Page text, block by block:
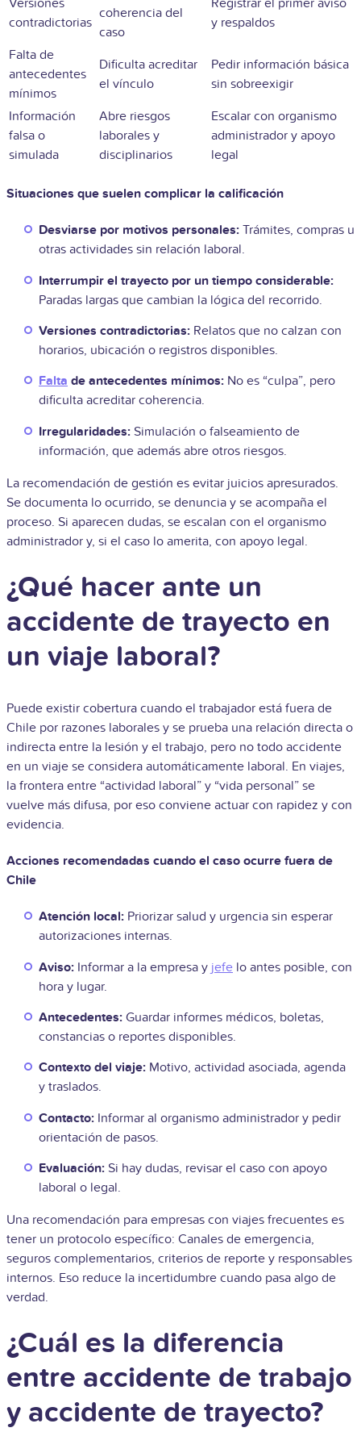
contradictorias
coherencia del
caso
y respaldos
Falta de
antecedentes
mínimos
Dificulta acreditar
el vínculo
Pedir información básica
sin sobreexigir
Información
falsa o
simulada
Abre riesgos
laborales y
disciplinarios
Escalar con organismo
administrador y apoyo
legal
Situaciones que suelen complicar la calificación
Desviarse por motivos personales: Trámites, compras u
otras actividades sin relación laboral.
Interrumpir el trayecto por un tiempo considerable:
Paradas largas que cambian la lógica del recorrido.
Versiones contradictorias: Relatos que no calzan con
horarios, ubicación o registros disponibles.
Falta de antecedentes mínimos: No es “culpa”, pero
dificulta acreditar coherencia.
Irregularidades: Simulación o falseamiento de
información, que además abre otros riesgos.
La recomendación de gestión es evitar juicios apresurados.
Se documenta lo ocurrido, se denuncia y se acompaña el
proceso. Si aparecen dudas, se escalan con el organismo
administrador y, si el caso lo amerita, con apoyo legal.
¿Qué hacer ante un
accidente de trayecto en
un viaje laboral?
Puede existir cobertura cuando el trabajador está fuera de
Chile por razones laborales y se prueba una relación directa o
indirecta entre la lesión y el trabajo, pero no todo accidente
en un viaje se considera automáticamente laboral. En viajes,
la frontera entre “actividad laboral” y “vida personal” se
vuelve más difusa, por eso conviene actuar con rapidez y con
evidencia.
Acciones recomendadas cuando el caso ocurre fuera de
Chile
Atención local: Priorizar salud y urgencia sin esperar
autorizaciones internas.
Aviso: Informar a la empresa y jefe lo antes posible, con
hora y lugar.
Antecedentes: Guardar informes médicos, boletas,
constancias o reportes disponibles.
Contexto del viaje: Motivo, actividad asociada, agenda
y traslados.
Contacto: Informar al organismo administrador y pedir
orientación de pasos.
Evaluación: Si hay dudas, revisar el caso con apoyo
laboral o legal.
Una recomendación para empresas con viajes frecuentes es
tener un protocolo específico: Canales de emergencia,
seguros complementarios, criterios de reporte y responsables
internos. Eso reduce la incertidumbre cuando pasa algo de
verdad.
¿Cuál es la diferencia
entre accidente de trabajo
y accidente de trayecto?